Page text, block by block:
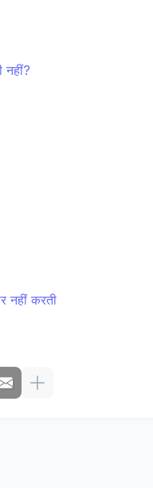
नहीं करती